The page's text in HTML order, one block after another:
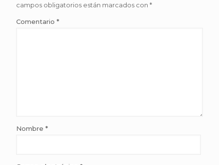
campos obligatorios están marcados con *
Comentario *
Nombre *